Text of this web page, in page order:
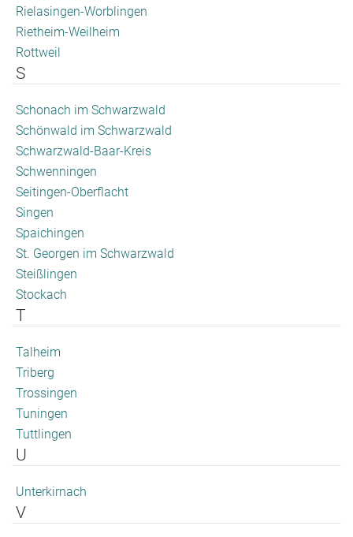
Rielasingen-Worblingen
Rietheim-Weilheim
Rottweil
S
Schonach im Schwarzwald
Schönwald im Schwarzwald
Schwarzwald-Baar-Kreis
Schwenningen
Seitingen-Oberflacht
Singen
Spaichingen
St. Georgen im Schwarzwald
Steißlingen
Stockach
T
Talheim
Triberg
Trossingen
Tuningen
Tuttlingen
U
Unterkirnach
V